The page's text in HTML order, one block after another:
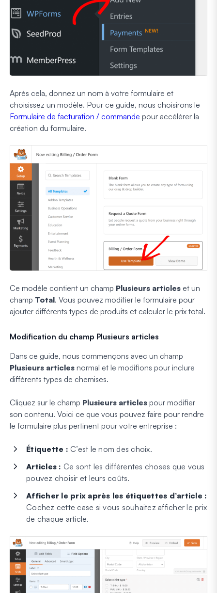
Après cela, donnez un nom à votre formulaire et
choisissez un modèle. Pour ce guide, nous choisirons le
Formulaire de facturation / commande pour accélérer la
création du formulaire.
Ce modèle contient un champ Plusieurs articles et un
champ Total. Vous pouvez modifier le formulaire pour
ajouter différents types de produits et calculer le prix total.
Modification du champ Plusieurs articles
Dans ce guide, nous commençons avec un champ
Plusieurs articles normal et le modifions pour inclure
différents types de chemises.
Cliquez sur le champ Plusieurs articles pour modifier
son contenu. Voici ce que vous pouvez faire pour rendre
le formulaire plus pertinent pour votre entreprise :
Étiquette : C’est le nom des choix.
Articles : Ce sont les différentes choses que vous
pouvez choisir et leurs coûts.
Afficher le prix après les étiquettes d’article :
Cochez cette case si vous souhaitez afficher le prix
de chaque article.